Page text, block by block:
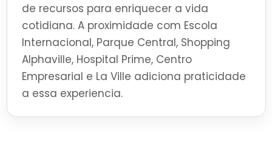
de recursos para enriquecer a vida
cotidiana. A proximidade com Escola
Internacional, Parque Central, Shopping
Alphaville, Hospital Prime, Centro
Empresarial e La Ville adiciona praticidade
a essa experiencia.